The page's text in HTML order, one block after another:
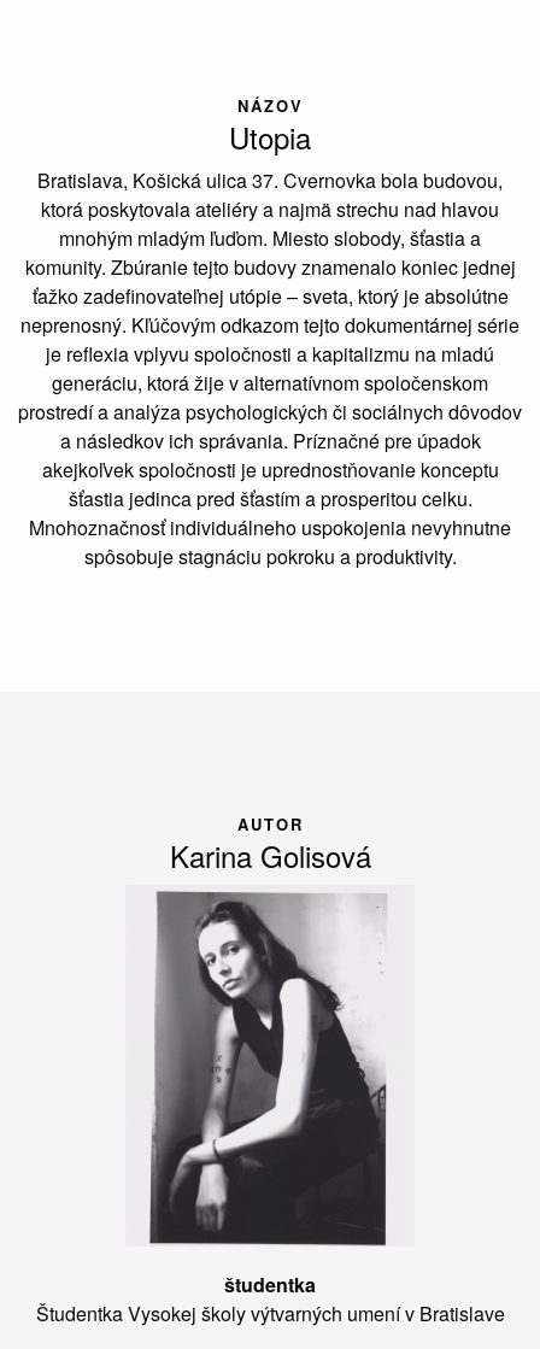
NÁZOV
Utopia
Bratislava, Košická ulica 37. Cvernovka bola budovou,
ktorá poskytovala ateliéry a najmä strechu nad hlavou
mnohým mladým ľuďom. Miesto slobody, šťastia a
komunity. Zbúranie tejto budovy znamenalo koniec jednej
ťažko zadefinovateľnej utópie – sveta, ktorý je absolútne
neprenosný. Kľúčovým odkazom tejto dokumentárnej série
je reflexia vplyvu spoločnosti a kapitalizmu na mladú
generáciu, ktorá žije v alternatívnom spoločenskom
prostredí a analýza psychologických či sociálnych dôvodov
a následkov ich správania. Príznačné pre úpadok
akejkoľvek spoločnosti je uprednostňovanie konceptu
šťastia jedinca pred šťastím a prosperitou celku.
Mnohoznačnosť individuálneho uspokojenia nevyhnutne
spôsobuje stagnáciu pokroku a produktivity.
AUTOR
Karina Golisová
študentka
Študentka Vysokej školy výtvarných umení v Bratislave